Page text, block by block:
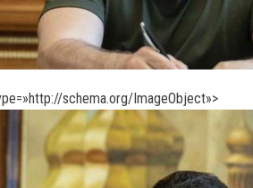
schema.org/ImageObject»>